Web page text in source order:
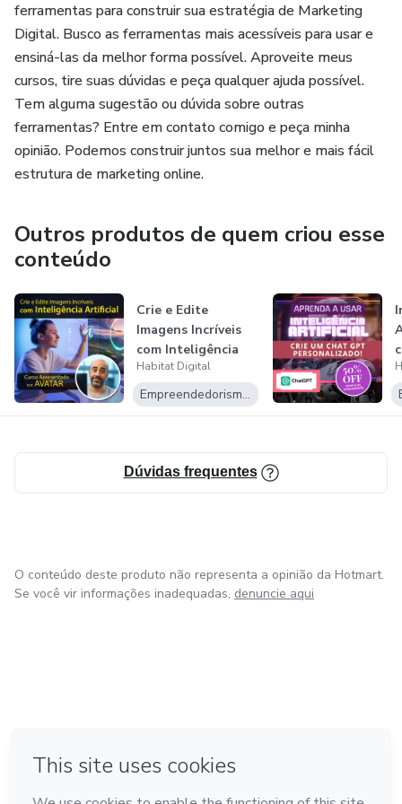
ferramentas para construir sua estratégia de Marketing
Digital. Busco as ferramentas mais acessíveis para usar e
ensiná-las da melhor forma possível. Aproveite meus
cursos, tire suas dúvidas e peça qualquer ajuda possível.
Tem alguma sugestão ou dúvida sobre outras
ferramentas? Entre em contato comigo e peça minha
opinião. Podemos construir juntos sua melhor e mais fácil
estrutura de marketing online.
Outros produtos de quem criou esse
conteúdo
Crie e Edite
Imagens Incríveis
com Inteligência
Artificial n...
Habitat Digital
Empreendedorismo Digital
Dúvidas frequentes
O conteúdo deste produto não representa a opinião da Hotmart.
Se você vir informações inadequadas, denuncie aqui
Feito com ❤ em Bogotá